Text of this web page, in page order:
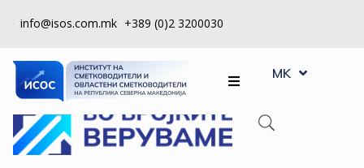
info@isos.com.mk +389 (0)2 3200030
ЗА
НАС
РЕГИСТРИ
MK
SQ